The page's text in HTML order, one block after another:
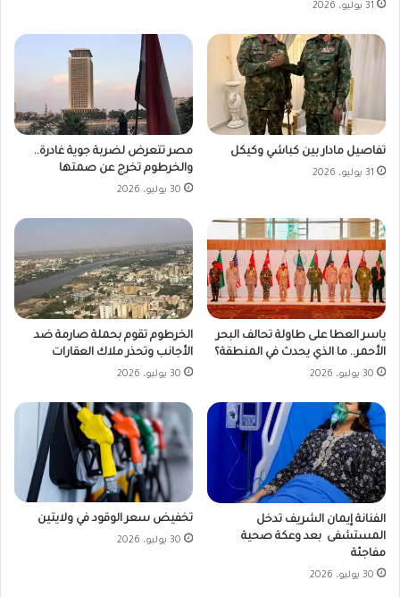
31 يوليو، 2026
تفاصيل مادار بين كباشي وكيكل
31 يوليو، 2026
مصر تتعرض لضربة جوية غادرة..
والخرطوم تخرج عن صمتها
30 يوليو، 2026
ياسر العطا على طاولة تحالف البحر
الأحمر.. ما الذي يحدث في المنطقة؟
30 يوليو، 2026
الخرطوم تقوم بحملة صارمة ضد
الأجانب وتحذر ملاك العقارات
30 يوليو، 2026
الفنانة إيمان الشريف تدخل
المستشفى بعد وعكة صحية
مفاجئة
30 يوليو، 2026
تخفيض سعر الوقود في ولايتين
30 يوليو، 2026